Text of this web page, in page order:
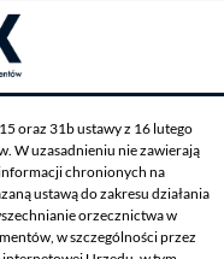
oraz 31b ustawy z 16 lutego
W uzasadnieniu nie zawierają
chronionych na
ustawą do zakresu działania
orzecznictwa w
w szczególności przez